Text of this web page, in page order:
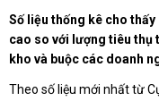
Số liệu thống kê cho
cao so với lượng tiêu thụ
kho và buộc các doanh
Theo số liệu mới nhất từ